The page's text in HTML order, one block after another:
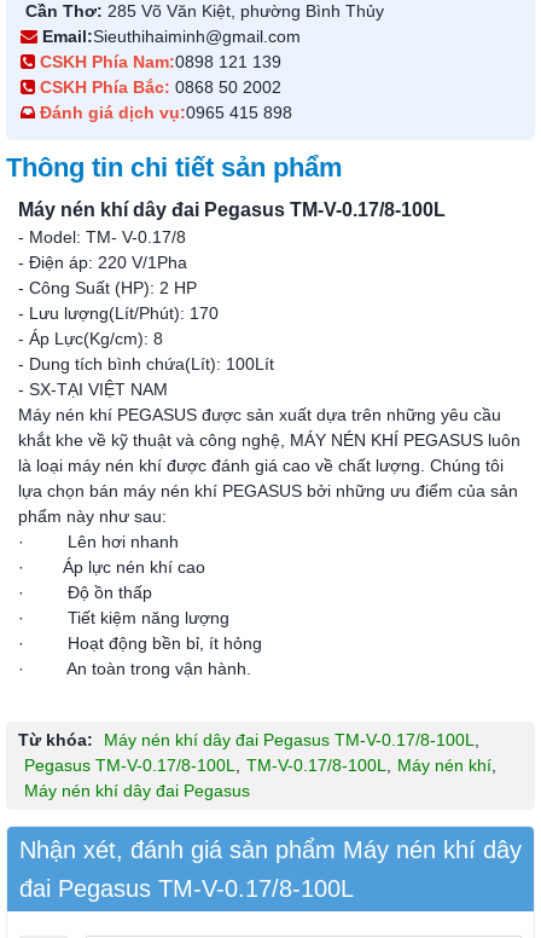
Cần Thơ: 285 Võ Văn Kiệt, phường Bình Thủy
Email:Sieuthihaiminh@gmail.com
CSKH Phía Nam:0898 121 139
CSKH Phía Bắc: 0868 50 2002
Đánh giá dịch vụ:0965 415 898
Thông tin chi tiết sản phẩm
Máy nén khí dây đai Pegasus TM-V-0.17/8-100L
- Model: TM- V-0.17/8
- Điện áp: 220 V/1Pha
- Công Suất (HP): 2 HP
- Lưu lượng(Lít/Phút): 170
- Áp Lực(Kg/cm): 8
- Dung tích bình chứa(Lít): 100Lít
- SX-TẠI VIỆT NAM
Máy nén khí PEGASUS được sản xuất dựa trên những yêu cầu
khắt khe về kỹ thuật và công nghệ, MÁY NÉN KHÍ PEGASUS luôn
là loại máy nén khí được đánh giá cao về chất lượng. Chúng tôi
lựa chọn bán máy nén khí PEGASUS bởi những ưu điểm của sản
phẩm này như sau:
· Lên hơi nhanh
· Áp lực nén khí cao
· Độ ồn thấp
· Tiết kiệm năng lượng
· Hoạt động bền bỉ, ít hỏng
· An toàn trong vận hành.
Từ khóa: Máy nén khí dây đai Pegasus TM-V-0.17/8-100L,
Pegasus TM-V-0.17/8-100L, TM-V-0.17/8-100L, Máy nén khí,
Máy nén khí dây đai Pegasus
Nhận xét, đánh giá sản phẩm Máy nén khí dây
đai Pegasus TM-V-0.17/8-100L